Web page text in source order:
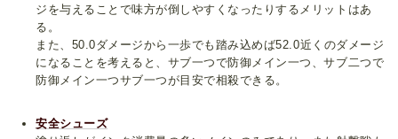
ジを与えることで味方が倒しやすくなったりするメリットはあ
る。
また、50.0ダメージから一歩でも踏み込めば52.0近くのダメージ
になることを考えると、サブ一つで防御メイン一つ、サブ二つで
防御メイン一つサブ一つが目安で相殺できる。
安全シューズ